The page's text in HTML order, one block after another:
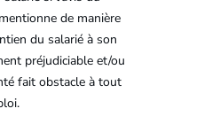
de manière
du salarié à son
préjudiciable et/ou
fait obstacle à tout